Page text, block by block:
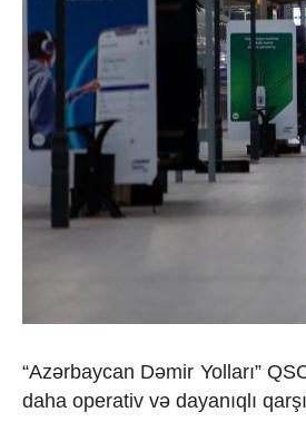
Yüksəliş hekayəsi
Mədəniyyətimizin Zəfəri
Zəfər Diasporu
Səhiyyə
Ailə və uşaq
Turizm
İqtisadiyyat
İqtisadi xəbərlər
Energetika
Hərbi sənaye
COP29
Cəmiyyət
“Azərbaycan Dəmir Yolları”
daha operativ və dayanıqlı